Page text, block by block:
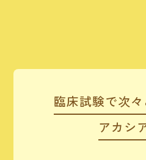
臨床試験で次
アカシ